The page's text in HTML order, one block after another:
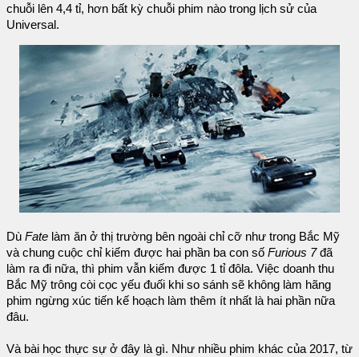
chuỗi lên 4,4 tỉ, hơn bất kỳ chuỗi phim nào trong lịch sử của
Universal.
Dù Fate làm ăn ở thị trường bên ngoài chỉ cỡ như trong Bắc Mỹ
và chung cuộc chỉ kiếm được hai phần ba con số Furious 7đã
làm ra đi nữa, thì phim vẫn kiếm được 1 tỉ đôla. Việc doanh thu
Bắc Mỹ trông còi cọc yếu đuối khi so sánh sẽ không làm hãng
phim ngừng xúc tiến kế hoạch làm thêm ít nhất là hai phần nữa
đâu.
Và bài học thực sự ở đây là gì. Như nhiều phim khác của 2017, từ